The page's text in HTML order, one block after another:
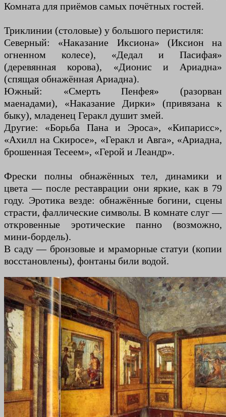
Комната для приёмов самых почётных гостей.
Триклинии (столовые) у большого перистиля:
Северный: «Наказание Иксиона» (Иксион на
огненном колесе), «Дедал и Пасифая»
(деревянная корова), «Дионис и Ариадна»
(спящая обнажённая Ариадна).
Южный: «Смерть Пенфея» (разорван
маенадами), «Наказание Дирки» (привязана к
быку), младенец Геракл душит змей.
Другие: «Борьба Пана и Эроса», «Кипарисс»,
«Ахилл на Скиросе», «Геракл и Авга», «Ариадна,
брошенная Тесеем», «Герой и Леандр».
Фрески полны обнажённых тел, динамики и
цвета — после реставрации они яркие, как в 79
году. Эротика везде: обнажённые богини, сцены
страсти, фаллические символы. В комнате слуг —
откровенные эротические панно (возможно,
мини-бордель).
В саду — бронзовые и мраморные статуи (копии
восстановлены), фонтаны били водой.